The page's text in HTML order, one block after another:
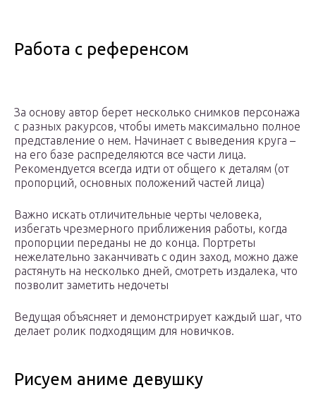
Работа с референсом
За основу автор берет несколько снимков персонажа
с разных ракурсов, чтобы иметь максимально полное
представление о нем. Начинает с выведения круга –
на его базе распределяются все части лица.
Рекомендуется всегда идти от общего к деталям (от
пропорций, основных положений частей лица)
Важно искать отличительные черты человека,
избегать чрезмерного приближения работы, когда
пропорции переданы не до конца. Портреты
нежелательно заканчивать с один заход, можно даже
растянуть на несколько дней, смотреть издалека, что
позволит заметить недочеты
Ведущая объясняет и демонстрирует каждый шаг, что
делает ролик подходящим для новичков.
Рисуем аниме девушку